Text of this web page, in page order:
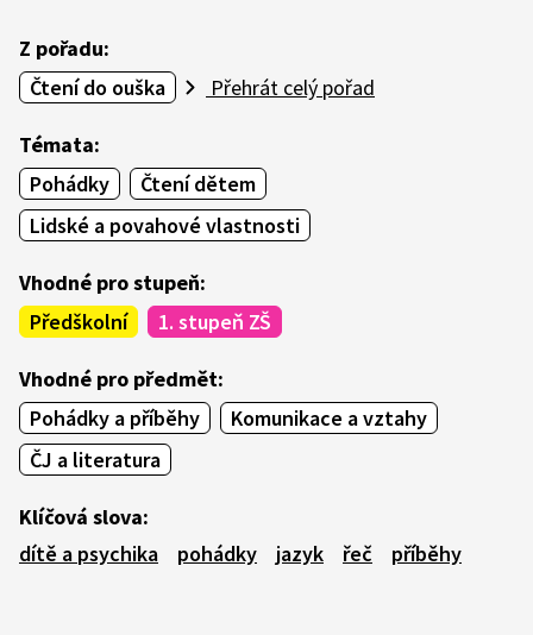
Z pořadu:
Čtení do ouška
Přehrát celý pořad
Témata:
Pohádky
Čtení dětem
Lidské a povahové vlastnosti
Vhodné pro stupeň:
Předškolní
1. stupeň ZŠ
Vhodné pro předmět:
Pohádky a příběhy
Komunikace a vztahy
ČJ a literatura
Klíčová slova:
dítě a psychika
pohádky jazyk řeč příběhy